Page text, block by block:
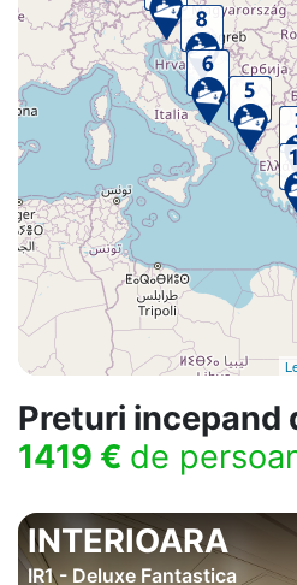
Preturi incepand
1419 € de
INTERIOARA
IR1 - Deluxe Fantastica